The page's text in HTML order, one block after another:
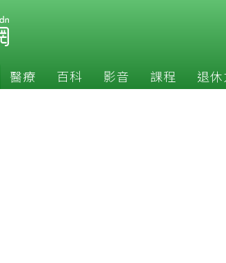
醫療 百科 影音 課程 退休